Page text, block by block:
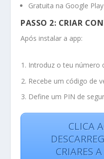
Gratuita na Google
PASSO 2: CRIAR
Após instalar a app:
Introduz o teu número
Recebe um código de
Define um PIN de
CLICA
CRIARES